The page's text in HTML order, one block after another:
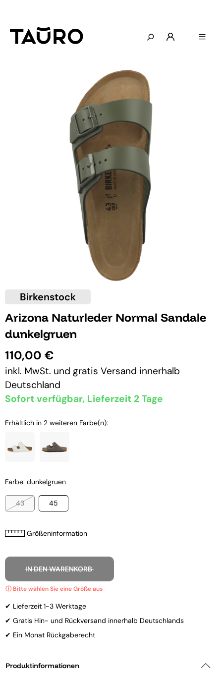
Birkenstock
Arizona Naturleder Normal Sandale
dunkelgruen
110,00 €
inkl. MwSt. und gratis Versand innerhalb
Deutschland
Sofort verfügbar, Lieferzeit 2 Tage
Erhältlich in 2 weiteren Farbe(n):
Farbe: dunkelgruen
43 45
Größeninformation
IN DEN WARENKORB
✔ Lieferzeit 1-3 Werktage
✔ Gratis Hin- und Rückversand innerhalb Deutschlands
✔ Ein Monat Rückgaberecht
Produktinformationen